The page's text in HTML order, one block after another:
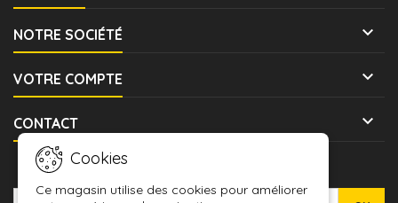
NOTRE SOCIÉTÉ 
VOTRE COMPTE 
CONTACT 
Cookies
Ce magasin utilise des cookies pour améliorer
LETTRE D'INFORMATIONS